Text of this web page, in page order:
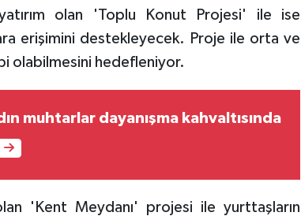
olan 'Toplu Konut Projesi' ile ise
erişimini destekleyecek. Proje ile orta ve
olabilmesini hedefleniyor.
muhtarlar dayanışma kahvaltısında
'Kent Meydanı' projesi ile yurttaşların